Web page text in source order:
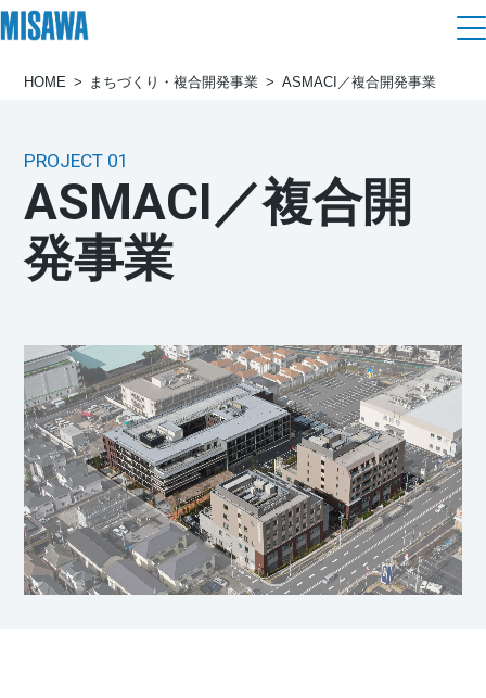
住まい
建てる [注文住宅]
商品ラインアップ
デザイン
建築事例・建築実例
デザイナーズギャラリー
インテリア
住まいづくりガイド
買う
土地活用
個人のお客さま
賃貸併用住宅
店舗・各種施設
土地活用モデルルーム見学
土地活用実例
法人のお客さま
リフォーム
ミサワリフォームとは
リフォームの流れ
リフォームメニュー
リフォーム事例
事業用
複合開発・投資開発
複合開発事業（ASMACI-アスマチ-）
再開発・官民連携事業
分譲マンション開発事業
収益不動産・投資開発事業
オーナーサポート
サポートメニュー
住まいるりんぐ（ロングサポート）
保証制度
企業・IR情報
企業・IR
ニュース
展示場・イベント情報
カタログ請求
住まいのご相談
HOME まちづくり・複合開発事業 ASMACI／複合開発事業
PROJECT 01
ASMACI／複合開
発事業